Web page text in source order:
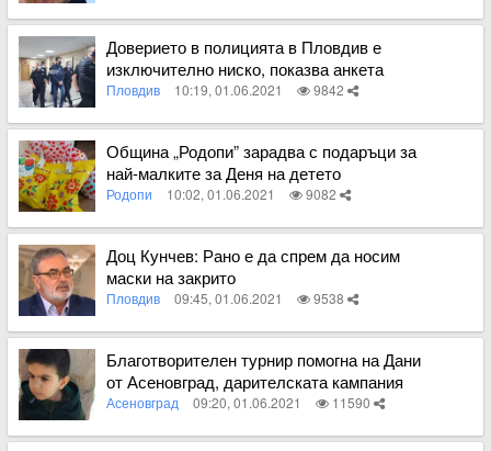
Вижте пълното съдържание
Доверието в полицията в Пловдив е
изключително ниско, показва анкета
Пловдив 10:19, 01.06.2021 9842
Вижте пълното съдържание
Община „Родопи” зарадва с подаръци за
най-малките за Деня на детето
Родопи 10:02, 01.06.2021 9082
Вижте пълното съдържание
Доц Кунчев: Рано е да спрем да носим
маски на закрито
Пловдив 09:45, 01.06.2021 9538
Вижте пълното съдържание
Благотворителен турнир помогна на Дани
от Асеновград, дарителската кампания
продължава
Асеновград 09:20, 01.06.2021 11590
Вижте пълното съдържание